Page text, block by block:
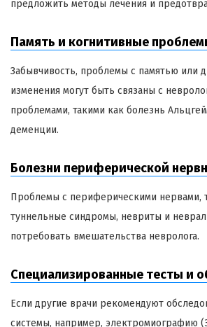
предложить методы лечения и
Память и когнитивные
Забывчивость, проблемы с памятью или
изменения могут быть связаны с
проблемами, такими как болезнь
деменции.
Болезни периферической
Проблемы с периферическими нервами,
туннельные синдромы, невриты и
потребовать вмешательства невролога.
Специализированные тесты и
Если другие врачи рекомендуют
системы, например, электромиографию